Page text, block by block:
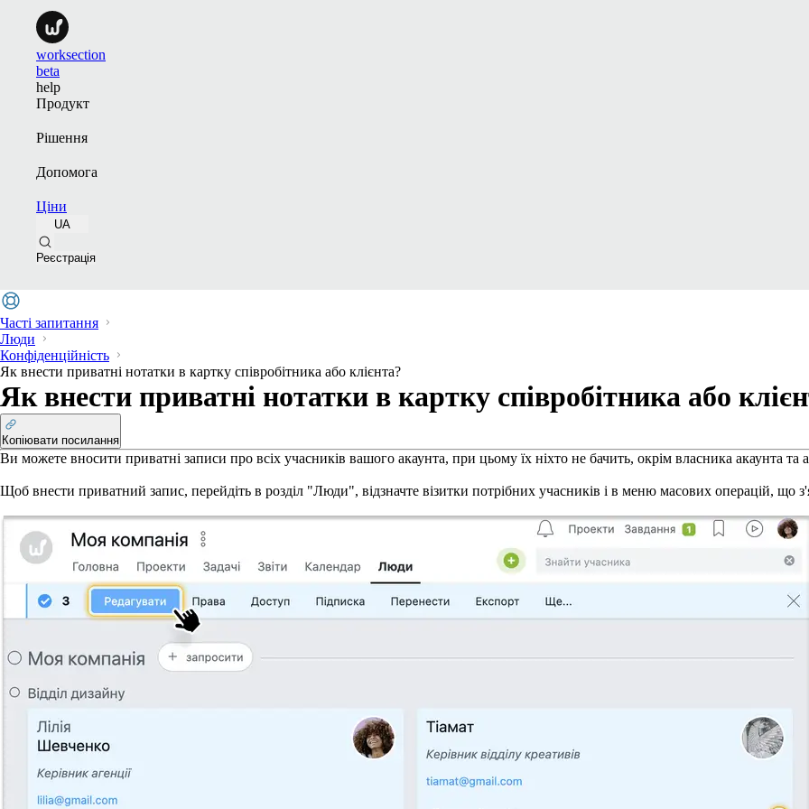
worksection
beta
help
Продукт
Рішення
Допомога
Ціни
UA
Реєстрація
Часті запитання
Люди
Конфіденційність
Як внести приватні нотатки в картку співробітника або клієнта?
Як внести приватні нотатки в картку співробітника або
Копіювати посилання
Ви можете вносити приватні записи про всіх учасників вашого акаунта, при цьому їх ніхто не бачить, окрім власника акаунта та
Щоб внести приватний запис, перейдіть в розділ "Люди", відзначте візитки потрібних учасників і в меню масових операцій, що